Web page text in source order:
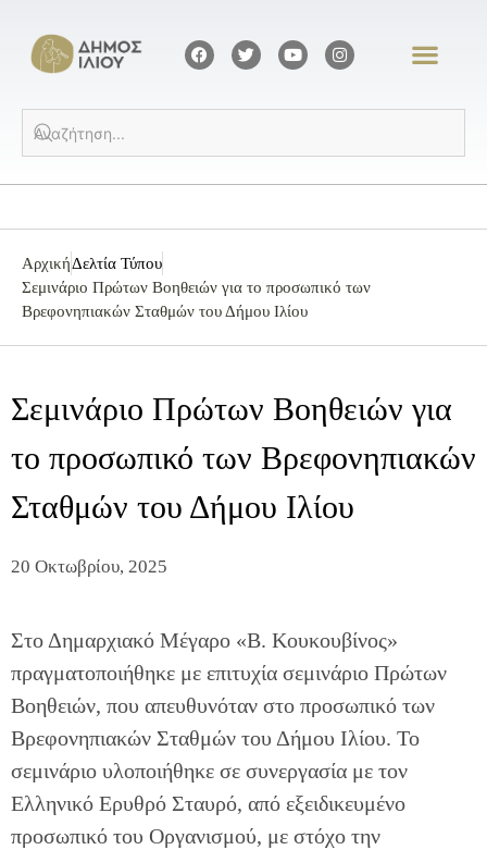
ΑρχικήΔελτία Τύπου
Σεμινάριο Πρώτων Βοηθειών για το προσωπικό των
Βρεφονηπιακών Σταθμών του Δήμου Ιλίου
Σεμινάριο Πρώτων Βοηθειών για
το προσωπικό των Βρεφονηπιακών
Σταθμών του Δήμου Ιλίου
20 Οκτωβρίου, 2025
Στο Δημαρχιακό Μέγαρο «Β. Κουκουβίνος»
πραγματοποιήθηκε με επιτυχία σεμινάριο Πρώτων
Βοηθειών, που απευθυνόταν στο προσωπικό των
Βρεφονηπιακών Σταθμών του Δήμου Ιλίου. Το
σεμινάριο υλοποιήθηκε σε συνεργασία με τον
Ελληνικό Ερυθρό Σταυρό, από εξειδικευμένο
προσωπικό του Οργανισμού, με στόχο την